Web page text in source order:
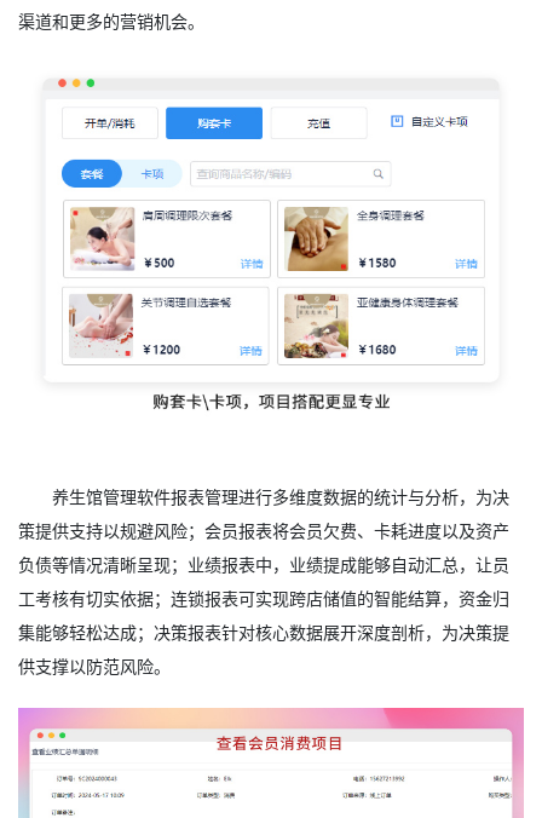
渠道和更多的营销机会。
养生馆管理软件报表管理进行多维度数据的统计与分析，为决
策提供支持以规避风险；会员报表将会员欠费、卡耗进度以及资产
负债等情况清晰呈现；业绩报表中，业绩提成能够自动汇总，让员
工考核有切实依据；连锁报表可实现跨店储值的智能结算，资金归
集能够轻松达成；决策报表针对核心数据展开深度剖析，为决策提
供支撑以防范风险。